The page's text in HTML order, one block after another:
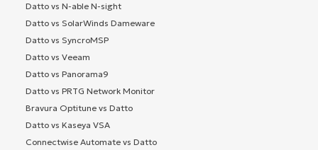
Datto vs N-able N-sight
Datto vs SolarWinds Dameware
Datto vs SyncroMSP
Datto vs Veeam
Datto vs Panorama9
Datto vs PRTG Network Monitor
Bravura Optitune vs Datto
Datto vs Kaseya VSA
Connectwise Automate vs Datto